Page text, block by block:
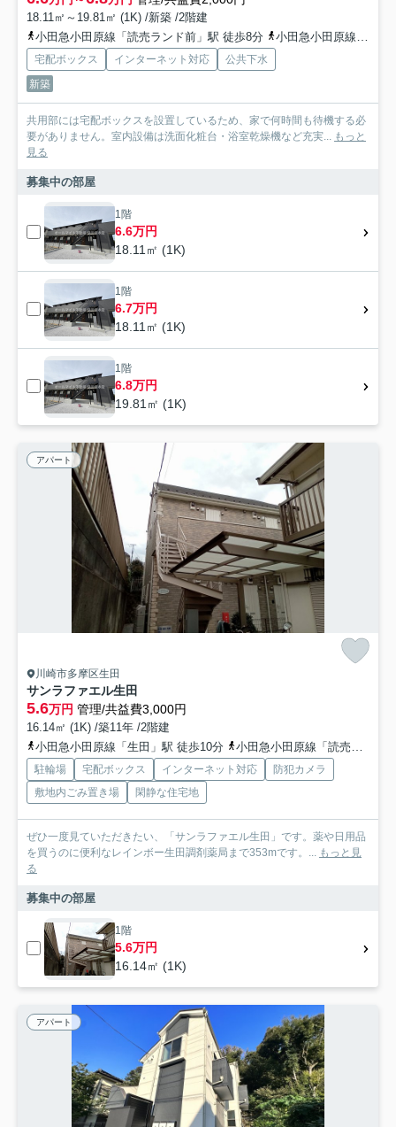
18.11㎡～19.81㎡ (1K) /新築 /2階建
小田急小田原線「読売ランド前」駅 徒歩8分
小田急小田原線「生田」駅 徒歩12分
宅配ボックス インターネット対応
公共下水
新築
共用部には宅配ボックスを設置しているため、家で何時間も待機する必
要がありません。室内設備は洗面化粧台・浴室乾燥機など充実...
もっと
見る
募集中の部屋
1階
6.6万円
18.11㎡ (1K)
1階
6.7万円
18.11㎡ (1K)
1階
6.8万円
19.81㎡ (1K)
アパート
川崎市多摩区生田
サンラファエル生田
5.6万円 管理/共益費3,000円
16.14㎡ (1K) /築11年 /2階建
小田急小田原線「生田」駅 徒歩10分
小田急小田原線「読売ランド前」駅 徒歩15分
駐輪場 宅配ボックス インターネット対応
防犯カメラ
敷地内ごみ置き場
閑静な住宅地
ぜひ一度見ていただきたい、「サンラファエル生田」です。薬や日用品
を買うのに便利なレインボー生田調剤薬局まで353mです。...
もっと見
る
募集中の部屋
1階
5.6万円
16.14㎡ (1K)
アパート